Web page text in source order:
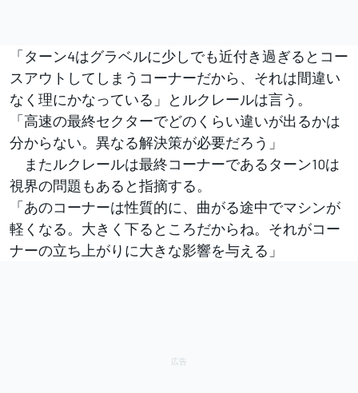
「ターン4はグラベルに少しでも近付き過ぎるとコー
スアウトしてしまうコーナーだから、それは間違い
なく理にかなっている」とルクレールは言う。
「高速の最終セクターでどのくらい違いが出るかは
分からない。異なる解決策が必要だろう」
またルクレールは最終コーナーであるターン10は
視界の問題もあると指摘する。
「あのコーナーは性質的に、曲がる途中でマシンが
軽くなる。大きく下るところだからね。それがコー
ナーの立ち上がりに大きな影響を与える」